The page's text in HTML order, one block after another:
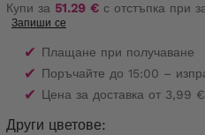
Купи за 51.29 € с отстъпка при
Запиши се
✔ Плащане при получаване
✔ Поръчайте до 15:00 –
✔ Цена за доставка от 3,99 €
Други цветове: